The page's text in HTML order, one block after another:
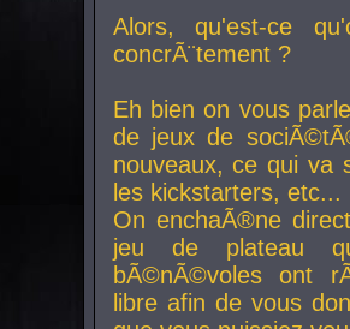
Alors, qu'est-ce
concrÃ¨tement ?
Eh bien on vous
de jeux de
nouveaux, ce qui va
les kickstarters, etc...
On enchaÃ®ne
jeu de plateau
bÃ©nÃ©voles ont
libre afin de vous